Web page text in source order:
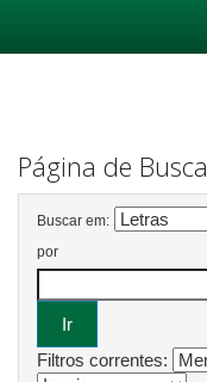
Página de Busca
Buscar em:
por
Filtros correntes: